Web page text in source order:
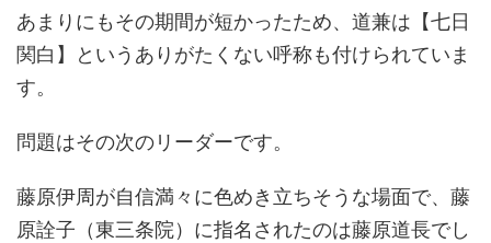
あまりにもその期間が短かったため、道兼は【七日
関白】というありがたくない呼称も付けられていま
す。
問題はその次のリーダーです。
藤原伊周が自信満々に色めき立ちそうな場面で、藤
原詮子（東三条院）に指名されたのは藤原道長でし